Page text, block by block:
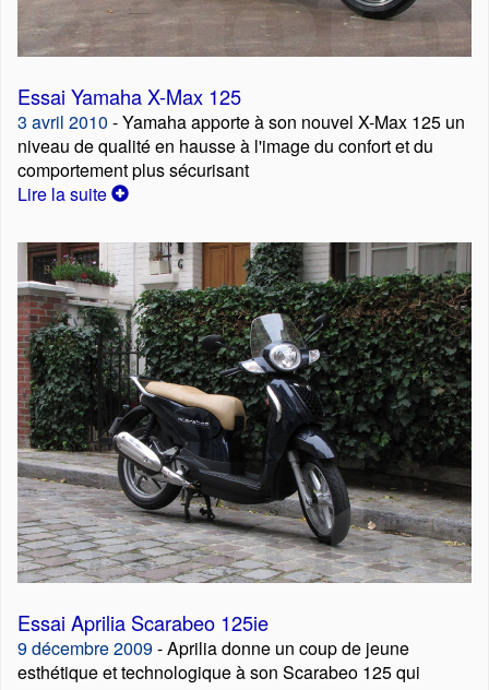
Essai Yamaha X-Max 125
3 avril 2010 - Yamaha apporte à son nouvel X-Max 125 un
niveau de qualité en hausse à l'image du confort et du
comportement plus sécurisant
Lire la suite
Essai Aprilia Scarabeo 125ie
9 décembre 2009- Aprilia donne un coup de jeune
esthétique et technologique à son Scarabeo 125 qui